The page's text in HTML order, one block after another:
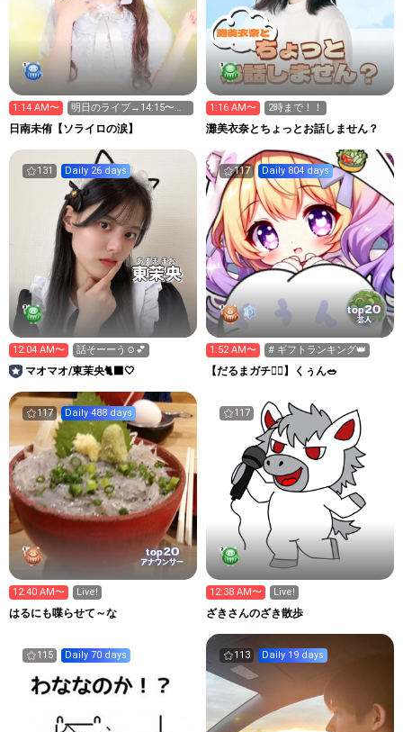
1:14 AM〜
明日のライブ→14:15〜@
池袋 一般無銭‼️🆓
日南未侑【ソライロの涙】
1:16 AM〜 2時まで！！
灘美衣奈とちょっとお話しません？
131 Daily 26 days
12:04 AM〜 話そーーう☺️💕
マオマオ/東茉央🐈‍⬛‎🤍
117 Daily 804 days
top20
芸人
1:52 AM〜 # ギフトランキング👑
【だるまガチ❤️‍🔥】くぅん🥗
117 Daily 488 days
top20
アナウンサー
12:40 AM〜 Live!
はるにも喋らせて～な
117
12:38 AM〜 Live!
ざきさんのざき散歩
115 Daily 70 days 113 Daily 19 days